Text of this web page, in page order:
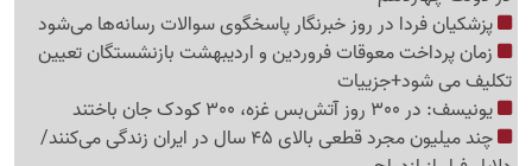
پزشکیان فردا در روز خبرنگار پاسخگوی سوالات رسانه‌ها می‌شود
زمان پرداخت معوقات فروردین و اردیبهشت بازنشستگان تعیین
تکلیف می شود+جزییات
یونیسف: در 300 روز آتش‌بس غزه، 300 کودک جان باختند
چند میلیون مجرد قطعی بالای 45 سال در ایران زندگی می‌کنند/